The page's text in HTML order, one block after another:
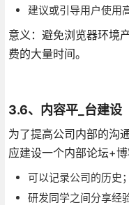
建议或引导用户使用
意义：避免浏览器环境
费的大量时间。
3.6、内容平_台建设
为了提高公司内部的沟
应建设一个内部论坛+
可以记录公司的历史；
研发同学之间分享经验